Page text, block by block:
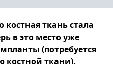
ткань стала
в это место уже
(потребуется
костной ткани).